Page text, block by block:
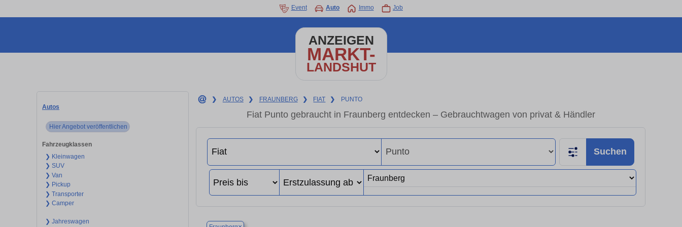
Event Auto Immo Job
ANZEIGEN
MARKT-
LANDSHUT
Autos
Hier Angebot veröffentlichen
Fahrzeugklassen
❯ Kleinwagen
❯ SUV
❯ Van
❯ Pickup
❯ Transporter
❯ Camper
❯ Jahreswagen
❯ AUTOS ❯ FRAUNBERG ❯ FIAT ❯ PUNTO
Fiat Punto gebraucht in Fraunberg entdecken – Gebrauchtwagen von privat & Händler
Suchen